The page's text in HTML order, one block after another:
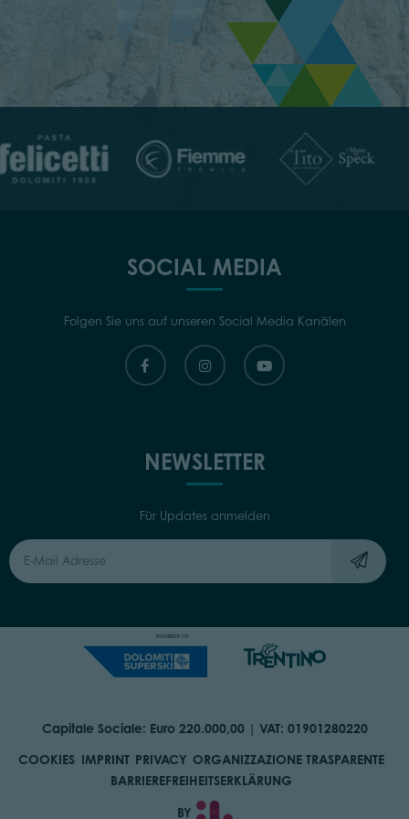
SOCIAL MEDIA
Folgen Sie uns auf unseren Social Media Kanälen
NEWSLETTER
Für Updates anmelden
Capitale Sociale: Euro 220.000,00 | VAT: 01901280220
COOKIES IMPRINT PRIVACY ORGANIZZAZIONE TRASPARENTE
BARRIEREFREIHEITSERKLÄRUNG
BY